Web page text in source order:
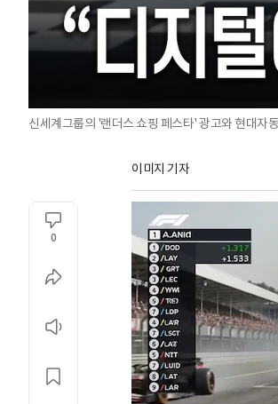
신세계그룹의 '랜더스 쇼핑 페스타' 광고와 현대자
이미지 기자
0